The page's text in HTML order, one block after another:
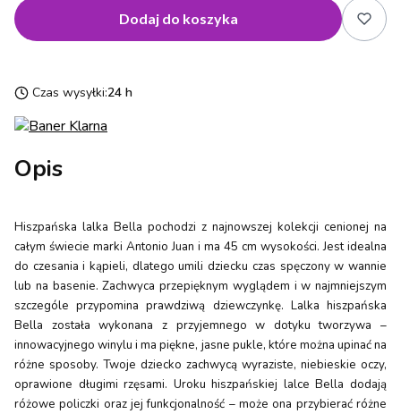
Dodaj do koszyka
Czas wysyłki:24 h
Opis
Hiszpańska lalka Bella pochodzi z najnowszej kolekcji cenionej na
całym świecie marki Antonio Juan i ma 45 cm wysokości. Jest idealna
do czesania i kąpieli, dlatego umili dziecku czas spęczony w wannie
lub na basenie. Zachwyca przepięknym wyglądem i w najmniejszym
szczególe przypomina prawdziwą dziewczynkę. Lalka hiszpańska
Bella została wykonana z przyjemnego w dotyku tworzywa –
innowacyjnego winylu i ma piękne, jasne pukle, które można upinać na
różne sposoby. Twoje dziecko zachwycą wyraziste, niebieskie oczy,
oprawione długimi rzęsami. Uroku hiszpańskiej lalce Bella dodają
różowe policzki oraz jej funkcjonalność – może ona przybierać różne